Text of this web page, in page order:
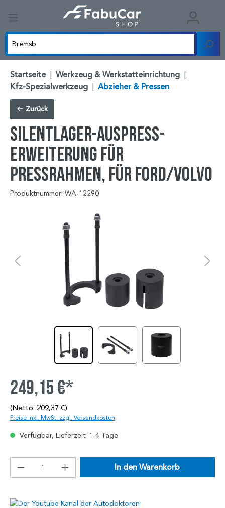
Startseite | Werkzeug & Werkstatteinrichtung |
Kfz-Spezialwerkzeug | Abzieher & Pressen
Zurück
Silentlager-Auspress-
Erweiterung für
Pressrahmen, für Ford/Volvo
Produktnummer: WA-12290
249,15 €*
(Netto: 209,37 €)
Preise inkl. MwSt. zzgl. Versandkosten
Verfügbar, Lieferzeit: 1-4 Tage
In den Warenkorb